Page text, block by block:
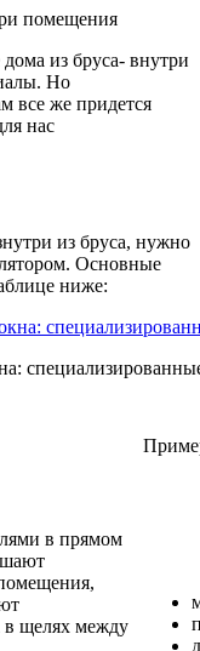
помещения
из бруса- внутри
Но
все же придется
нас
из бруса, нужно
Основные
ниже:
в прямом
в щелях между